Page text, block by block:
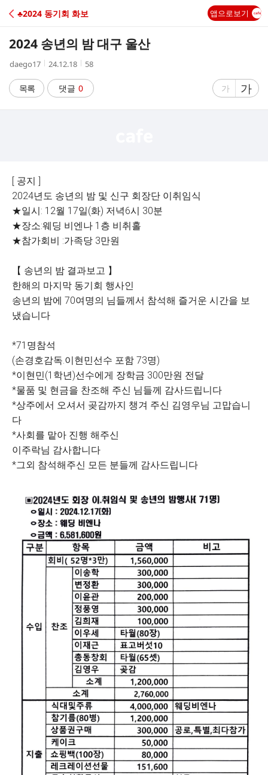
C
A
♣2024 동기회 화보 앱으로보기
2024 송년의 밤 대구 울산
작
자
daego17
작
시
간
24.12.18
조
수
58
목록 댓글 0
글
가
글
자
가
[ 공지 ]
2024년도 송년의 밤 및 신구 회장단 이취임식
★일시: 12월 17일(화) 저녁6시 30분
★장소:웨딩 비엔나 1층 비취홀
★참가회비 :가족당 3만원
【 송년의 밤 결과보고 】
한해의 마지막 동기회 행사인
송년의 밤에 70여명의 님들께서 참석해 즐거운 시간을 보
냈습니다
*71명참석
(손경호감독.이현민선수 포함 73명)
*이현민(1학년)선수에게 장학금 300만원 전달
*물품 및 현금을 찬조해 주신 님들께 감사드립니다
*상주에서 오셔서 곶감까지 챙겨 주신 김영우님 고맙습니
다
*사회를 맡아 진행 해주신
이주락님 감사합니다
*그외 참석해주신 모든 분들께 감사드립니다